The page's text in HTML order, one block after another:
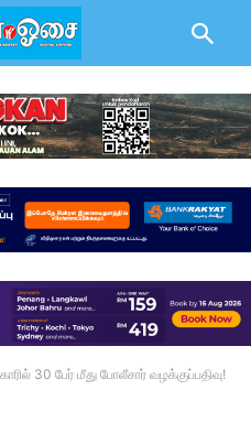
30 பேர் மீது போலீசார் வழக்குப்பதிவு!